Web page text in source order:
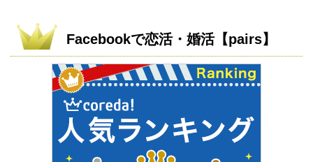
Facebookで恋活・婚活【pairs】